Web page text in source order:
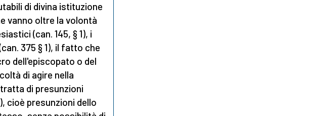
di divina istituzione
vanno oltre la volontà
(can. 145, § 1), i
375 § 1), il fatto che
dell'episcopato o del
di agire nella
tratta di presunzioni
), cioè presunzioni dello